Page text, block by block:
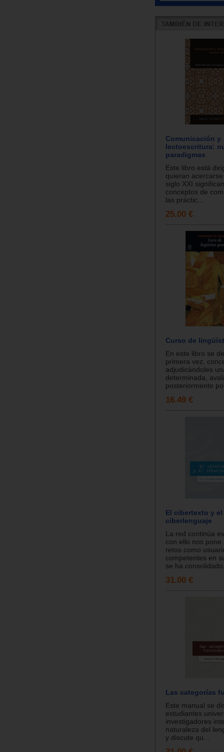
Comunicación y
lectoescritura:
paradigmas
Este libro está
quieran
siglo XXI
conceptos de
las práctic...
25.00 €
Curso de
En este libro se
primera vez,
adjudicándoles
determinada,
posteriormente
16.49 €
El cibertexto y el
ciberlenguaje
La red continúa
con ello nos pone
retos como
competentes en
se ha
31.00 €
Las categorías
Este manual se
estudiantes
investigadores
naturaleza del
y discute qu...